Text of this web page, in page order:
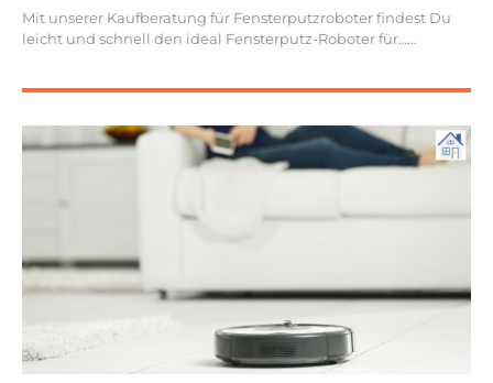
Mit unserer Kaufberatung für Fensterputzroboter findest Du
leicht und schnell den ideal Fensterputz-Roboter für…